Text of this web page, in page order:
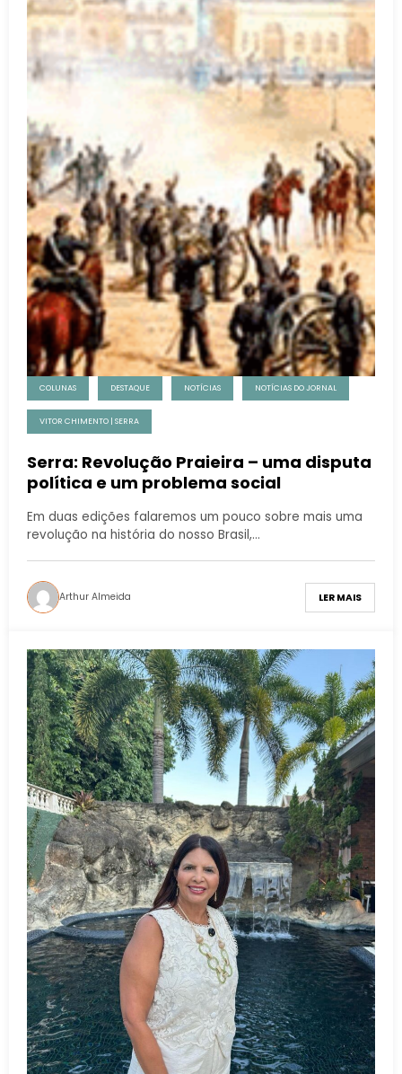
COLUNAS DESTAQUE NOTÍCIAS NOTÍCIAS DO JORNAL
VITOR CHIMENTO | SERRA
Serra: Revolução Praieira – uma disputa
política e um problema social
Em duas edições falaremos um pouco sobre mais uma
revolução na história do nosso Brasil,…
Arthur Almeida LER MAIS